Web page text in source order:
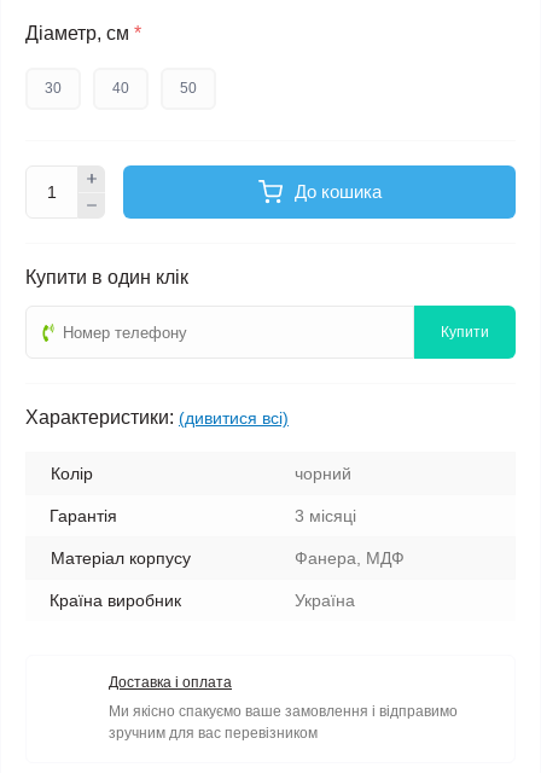
Діаметр, см *
30 40 50
До кошика
Купити в один клік
Купити
Характеристики: (дивитися всі)
Колір чорний
Гарантія 3 місяці
Матеріал корпусу Фанера, МДФ
Країна виробник Україна
Доставка і оплата
Ми якісно спакуємо ваше замовлення і відправимо
зручним для вас перевізником